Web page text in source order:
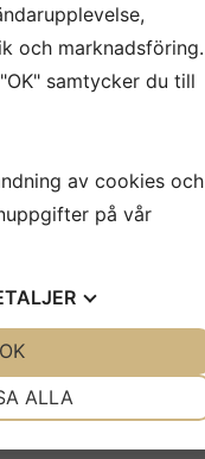
och marknadsföring.
samtycker du till
av cookies och
på vår
ALLA
OK